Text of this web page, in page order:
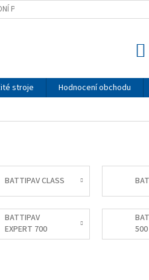
PODMÍNKY PODMÍNKY OCHRANY
stroje Hodnocení obchodu
BATTIPAV CLASS
BATTIPAV
EXPERT 700